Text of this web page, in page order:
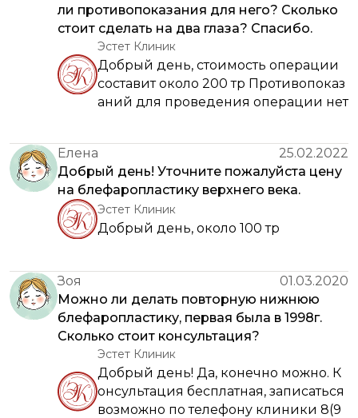
ли противопоказания для него? Сколько
стоит сделать на два глаза? Спасибо.
Эстет Клиник
Добрый день, стоимость операции
составит около 200 тр Противопоказ
аний для проведения операции нет
Елена
25.02.2022
Добрый день! Уточните пожалуйста цену
на блефаропластику верхнего века.
Эстет Клиник
Добрый день, около 100 тр
Зоя
01.03.2020
Можно ли делать повторную нижнюю
блефаропластику, первая была в 1998г.
Сколько стоит консультация?
Эстет Клиник
Добрый день! Да, конечно можно. К
онсультация бесплатная, записаться
возможно по телефону клиники 8(9